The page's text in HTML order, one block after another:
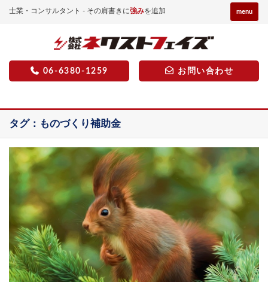
士業・コンサルタント - その肩書きに強みを追加 menu
06-6380-1259 お問い合わせ
タグ：ものづくり補助金